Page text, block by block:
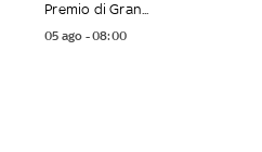
Premio di Gran...
05 ago - 08:00